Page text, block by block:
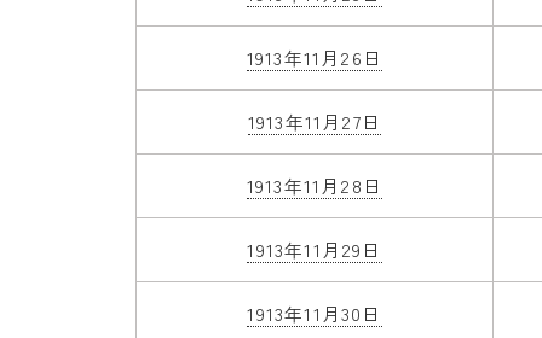
1913年11月26日
1913年11月27日
1913年11月28日
1913年11月29日
1913年11月30日